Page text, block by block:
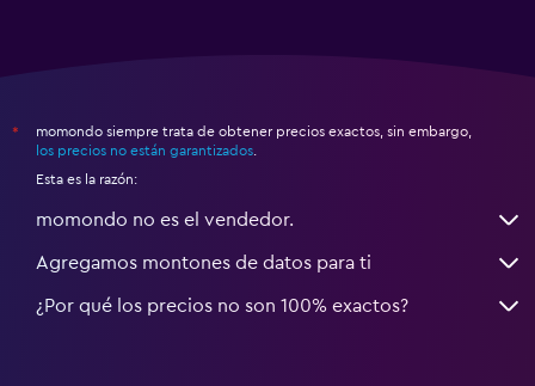
*
momondo siempre trata de obtener precios exactos, sin embargo,
los precios no están garantizados
Esta es la razón:
momondo no es el vendedor.
Agregamos montones de datos para ti
¿Por qué los precios no son 100% exactos?